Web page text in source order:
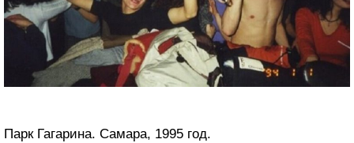
Парк Гагарина. Самара, 1995 год.